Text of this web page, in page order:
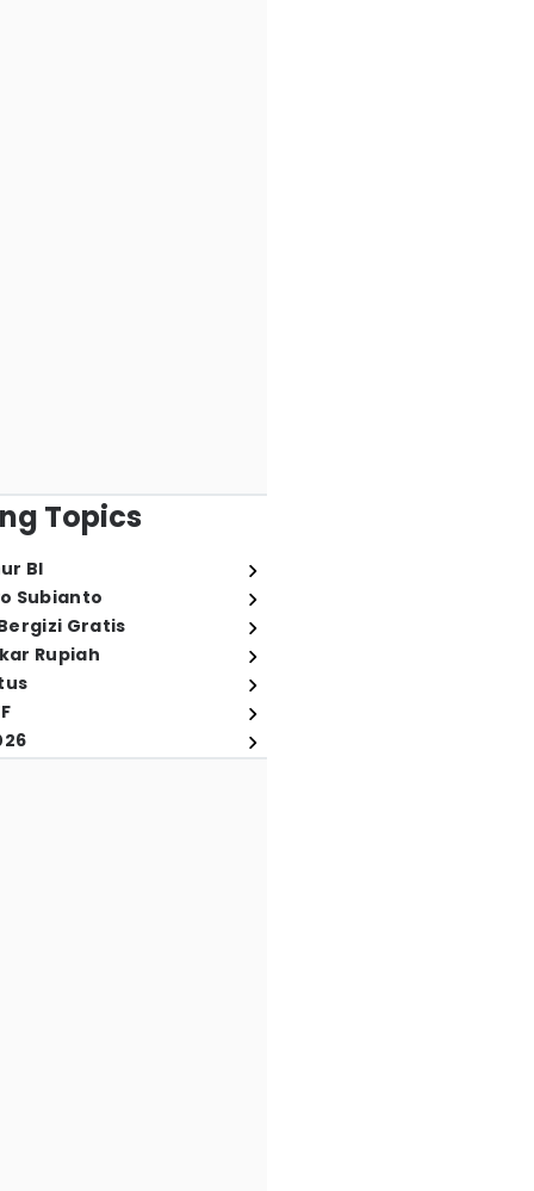
Topics
BI
Subianto
Gratis
Rupiah